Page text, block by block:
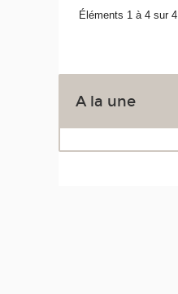
Éléments 1 à 4 sur 4
A la une